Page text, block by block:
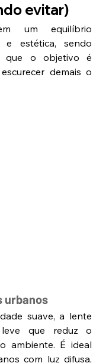
evitar)
um equilíbrio
e estética, sendo
que o objetivo é
demais o
urbanos
suave, a lente
que reduz o
ambiente. É ideal
com luz difusa,